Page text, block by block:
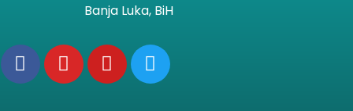
Banja Luka, BiH